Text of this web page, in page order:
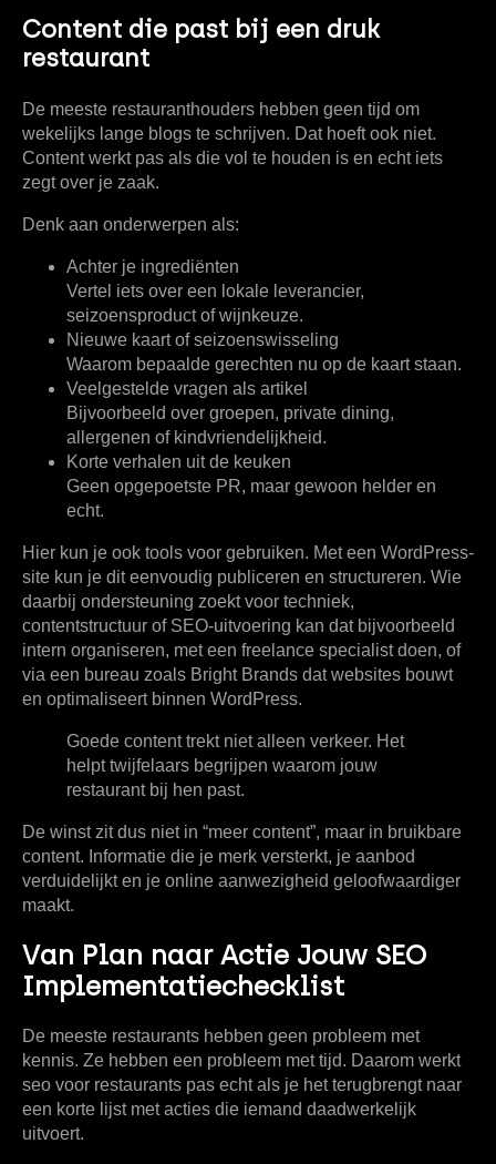
Content die past bij een druk
restaurant
De meeste restauranthouders hebben geen tijd om
wekelijks lange blogs te schrijven. Dat hoeft ook niet.
Content werkt pas als die vol te houden is en echt iets
zegt over je zaak.
Denk aan onderwerpen als:
Achter je ingrediënten
Vertel iets over een lokale leverancier,
seizoensproduct of wijnkeuze.
Nieuwe kaart of seizoenswisseling
Waarom bepaalde gerechten nu op de kaart staan.
Veelgestelde vragen als artikel
Bijvoorbeeld over groepen, private dining,
allergenen of kindvriendelijkheid.
Korte verhalen uit de keuken
Geen opgepoetste PR, maar gewoon helder en
echt.
Hier kun je ook tools voor gebruiken. Met een WordPress-
site kun je dit eenvoudig publiceren en structureren. Wie
daarbij ondersteuning zoekt voor techniek,
contentstructuur of SEO-uitvoering kan dat bijvoorbeeld
intern organiseren, met een freelance specialist doen, of
via een bureau zoals Bright Brands dat websites bouwt
en optimaliseert binnen WordPress.
Goede content trekt niet alleen verkeer. Het
helpt twijfelaars begrijpen waarom jouw
restaurant bij hen past.
De winst zit dus niet in “meer content”, maar in bruikbare
content. Informatie die je merk versterkt, je aanbod
verduidelijkt en je online aanwezigheid geloofwaardiger
maakt.
Van Plan naar Actie Jouw SEO
Implementatiechecklist
De meeste restaurants hebben geen probleem met
kennis. Ze hebben een probleem met tijd. Daarom werkt
seo voor restaurants pas echt als je het terugbrengt naar
een korte lijst met acties die iemand daadwerkelijk
uitvoert.